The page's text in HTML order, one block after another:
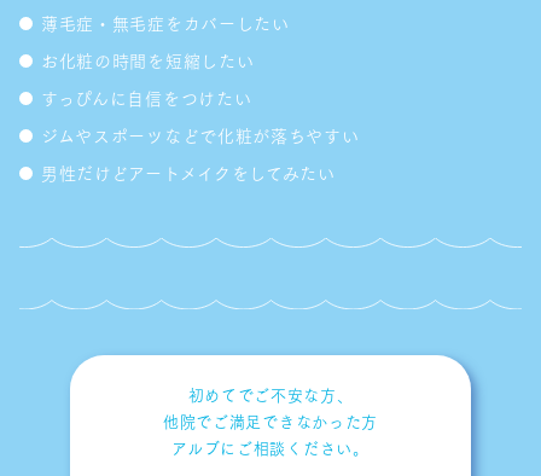
薄毛症・無毛症をカバーしたい
お化粧の時間を短縮したい
すっぴんに自信をつけたい
ジムやスポーツなどで化粧が落ちやすい
男性だけどアートメイクをしてみたい
初めてでご不安な方、
他院でご満足できなかった方
アルブにご相談ください。